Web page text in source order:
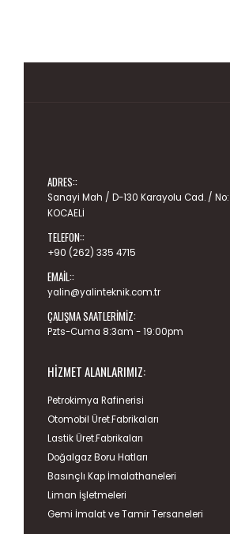
ADRES::
Sanayi Mah / D-130 Karayolu Cad. / No:
KOCAELİ
TELEFON::
+90 (262) 335 4715
EMAIL::
yalin@yalinteknik.com.tr
ÇALIŞMA SAATLERIMIZ:
Pzts-Cuma 8:3am - 19:00pm
HIZMET ALANLARIMIZ:
Petrokimya Rafinerisi
Otomobil Üret.Fabrikaları
Lastik Üret.Fabrikaları
Doğalgaz Boru Hatları
Basınçlı Kap İmalathaneleri
Liman İşletmeleri
Gemi İmalat ve Tamir Tersaneleri